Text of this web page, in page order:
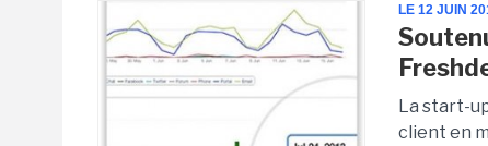
LE 12 JUIN
La start-
client en